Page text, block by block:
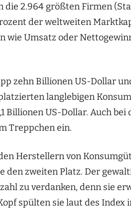
die 2.964 größten Firmen
der weltweiten
wie Umsatz oder
zehn Billionen US-Dollar
langlebigen
BillionenUS-Dollar. Auch bei
Treppchen ein.
Herstellern von
den zweiten Platz. Der
zu verdanken, denn sie
spülten sie laut des Index